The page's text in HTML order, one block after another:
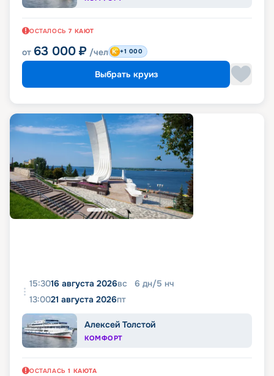
ОСТАЛОСЬ 7 КАЮТ
от 63 000 ₽ /чел +1 000
Выбрать круиз
15:3016 августа 2026вс 6 дн/5 нч
13:0021 августа 2026пт
Алексей Толстой
КОМФОРТ
ОСТАЛАСЬ 1 КАЮТА